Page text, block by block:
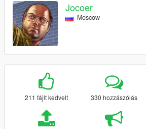
Jocoer
Moscow
211 fájlt kedvelt 330 hozzászólás